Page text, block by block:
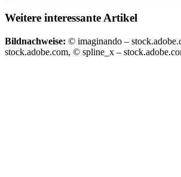
Weitere interessante Artikel
Bildnachweise: © imaginando –
stock.adobe.com, © spline_x –